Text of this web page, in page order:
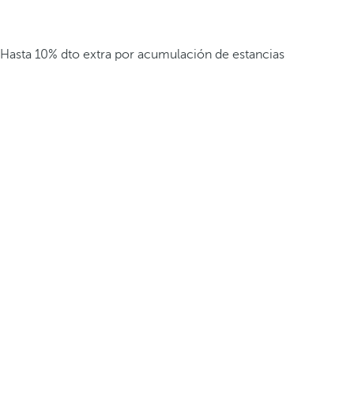
Hasta 10% dto extra por acumulación de estancias